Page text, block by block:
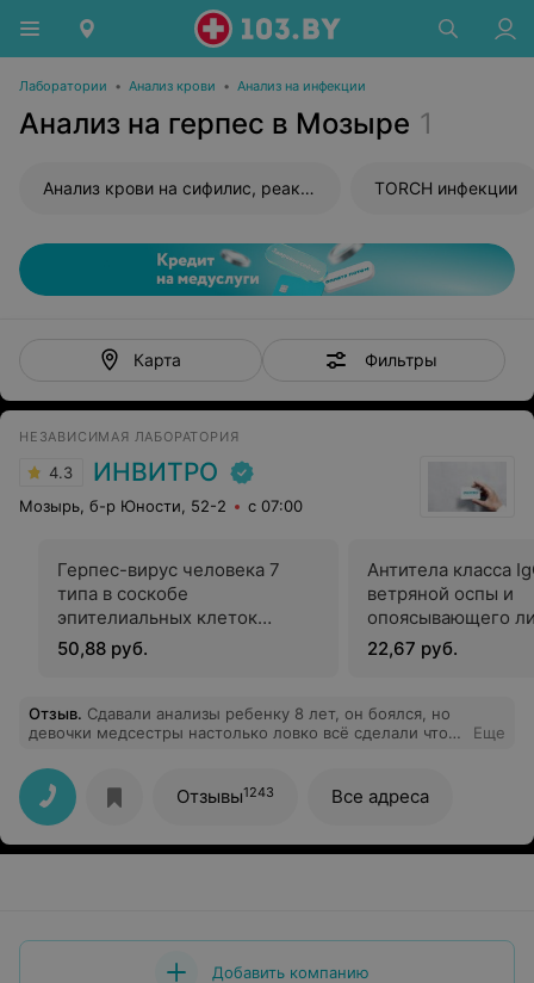
Лаборатории • Анализ крови • Анализ на инфекции
Анализ на герпес в Мозыре 1
Анализ крови на сифилис, реакция Вассермана (RW) TORCH инфекции
Карта Фильтры
НЕЗАВИСИМАЯ ЛАБОРАТОРИЯ
4.3 ИНВИТРО
Мозырь, б-р Юности, 52-2 с 07:00
Герпес-вирус человека 7
типа в соскобе
эпителиальных клеток
ротоглотки, ДНК
50,88 руб.
Антитела класса
ветряной оспы и
опоясывающего
22,67 руб.
Отзыв. Сдавали анализы ребенку 8 лет, он боялся, но
девочки медсестры настолько ловко всё сделали что
Рекомендуем!!
Еще
Отзывы1243 Все адреса
Добавить компанию